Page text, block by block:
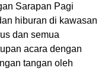
Sarapan Pagi
hiburan di kawasan
dan semua
acara dengan
tangan oleh